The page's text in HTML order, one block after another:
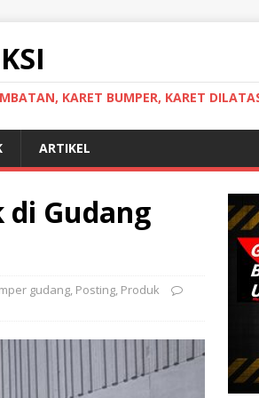
KARET BUMPER, KARET
ARTIKEL
di Gudang
gudang, Posting, Produk